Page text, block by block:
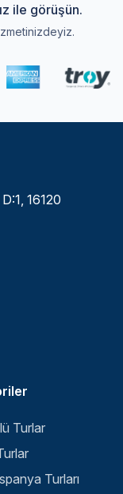
ile görüşün.
16120
Turlar
Turları